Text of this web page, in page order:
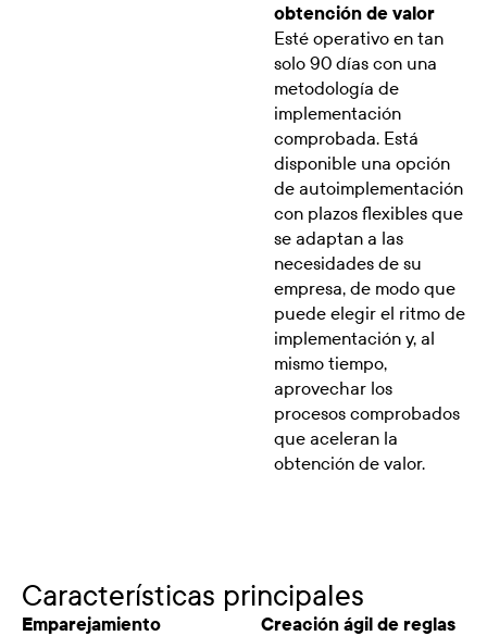
obtención de valor
Esté operativo en tan
solo 90 días con una
metodología de
implementación
comprobada. Está
disponible una opción
de autoimplementación
con plazos flexibles que
se adaptan a las
necesidades de su
empresa, de modo que
puede elegir el ritmo de
implementación y, al
mismo tiempo,
aprovechar los
procesos comprobados
que aceleran la
obtención de valor.
Características principales
Emparejamiento
Creación ágil de reglas